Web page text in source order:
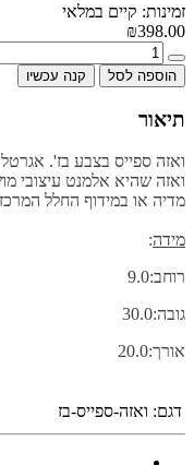
זמינות: קיים במלאי
₪398.00
הוספה לסל קנה עכשיו
תיאור
ואזה ספייס בצבע בז'.
ואזה שהיא אלמנט עיצובי
מדיה או במידוף החלל
מידה:
רוחב:9.0
גובה:30.0
אורך:20.0
דגם: ואזה-ספייס-בז